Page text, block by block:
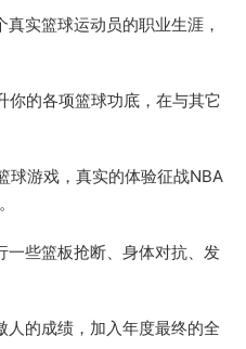
实篮球运动员的职业生涯，
你的各项篮球功底，在与其它
球游戏，真实的体验征战NBA
一些篮板抢断、身体对抗、发
的成绩，加入年度最终的全